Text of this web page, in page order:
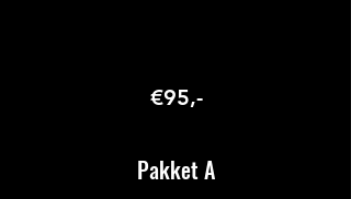
€95,-
Pakket A